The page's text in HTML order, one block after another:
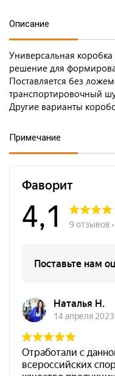
Описание
Универсальная
решение для
Поставляется без
транспортировочный
Другие варианты
Примечание